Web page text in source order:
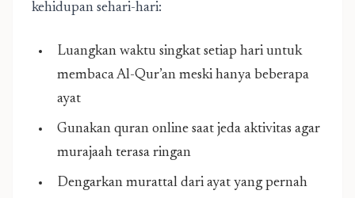
kehidupan sehari-hari:
Luangkan waktu singkat setiap hari untuk
membaca Al-Qur’an meski hanya beberapa
ayat
Gunakan quran online saat jeda aktivitas agar
murajaah terasa ringan
Dengarkan murattal dari ayat yang pernah